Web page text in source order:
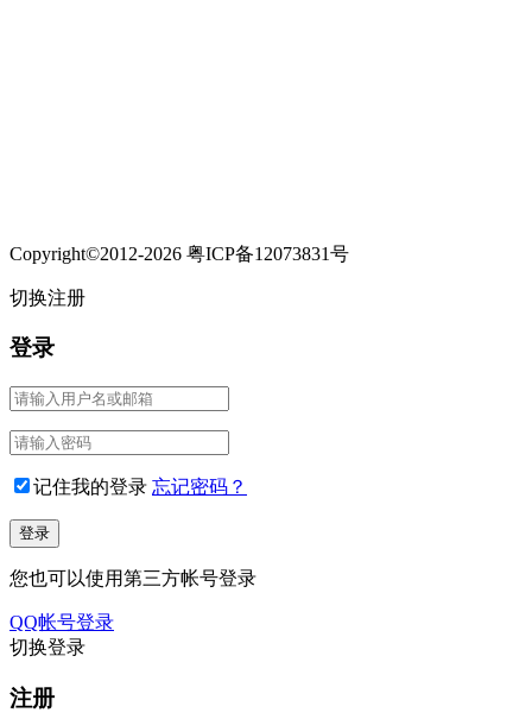
Copyright©2012-2026 粤ICP备12073831号
切换注册
登录
记住我的登录 忘记密码？
您也可以使用第三方帐号登录
QQ帐号登录
切换登录
注册